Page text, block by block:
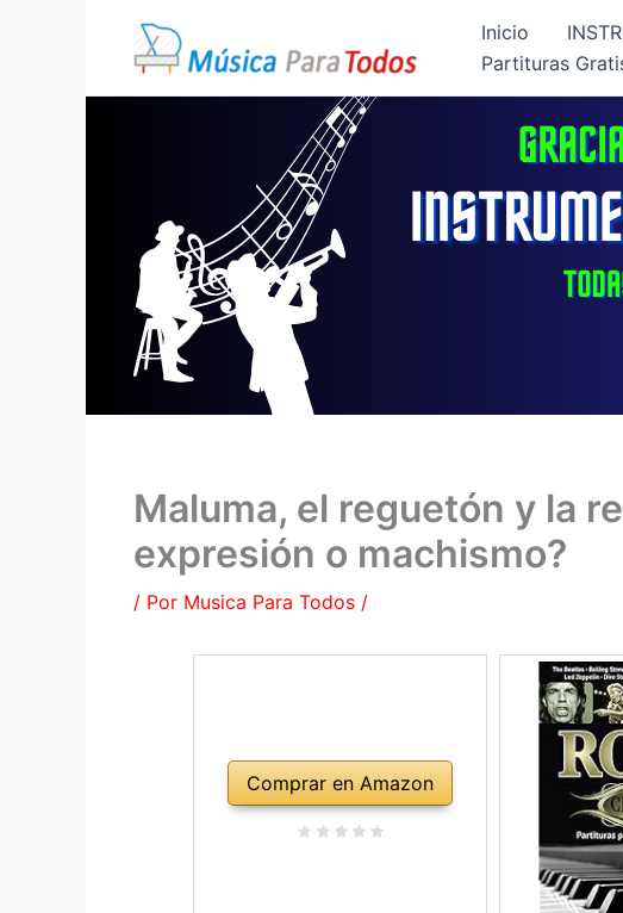
Inicio
Partituras
Maluma, el reguetón y la
expresión o machismo?
/ Por Musica Para Todos /
Comprar en Amazon